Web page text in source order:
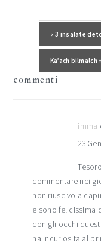
Post
« 3 insalate
Post successivo:
Ka’ach bilmalch »
lettore
commenti
imma
23
commentare nei
non riuscivo a
e sono felicissima
con gli occhi
ha incuriosita al